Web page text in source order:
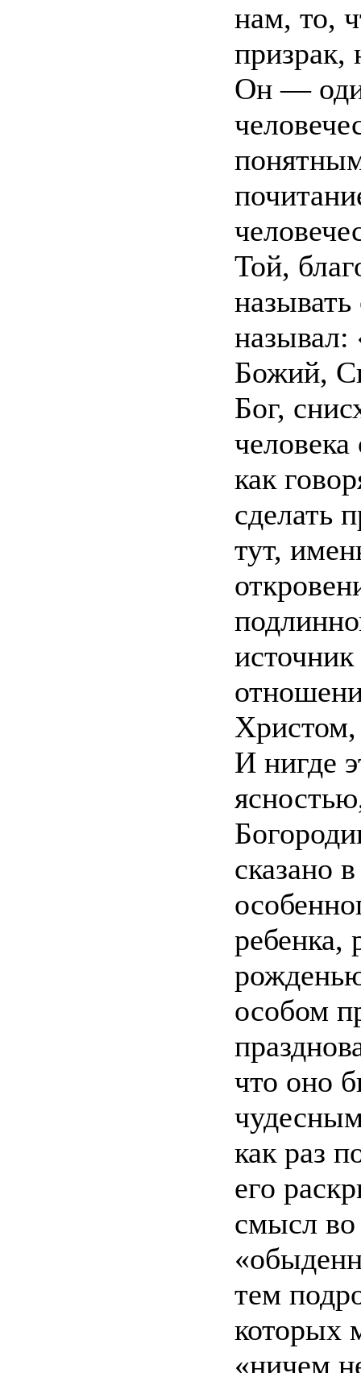
нам, то,
призрак,
Он —
Той,
называть
Божий,
Бог,
как
сделать
тут,
И нигде
сказано
ребенка,
особом
что оно
как раз
его
смысл
тем
которых
«ничем